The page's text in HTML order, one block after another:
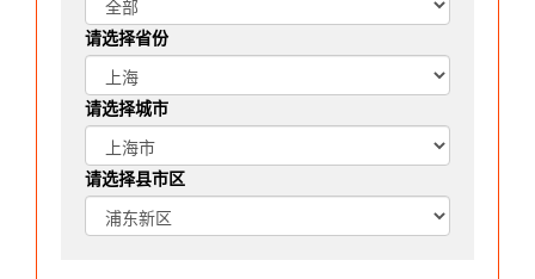
请选择省份
请选择城市
请选择县市区